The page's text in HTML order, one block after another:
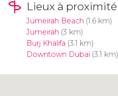
Lieux à proximité
Jumeirah Beach (1.6 km)
Jumeirah (3 km)
Burj Khalifa (3.1 km)
Downtown Dubai(3.1 km)